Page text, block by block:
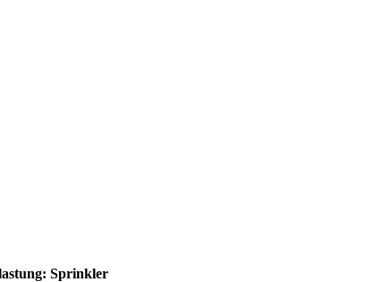
Sprinkler